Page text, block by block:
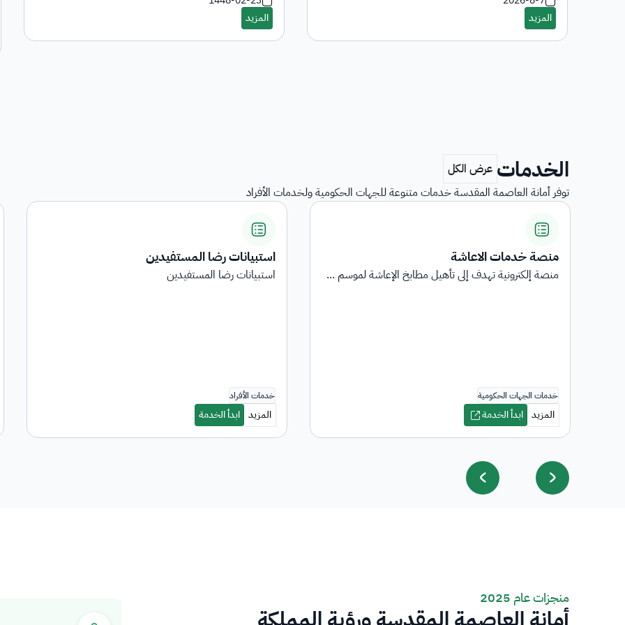
الخدمات
توفر أمانة العاصمة المقدسة خدمات متنوعة للجهات الحكومية ولخدمات الأفراد
استبيانات رضا المستفيدين
استبيانات رضا المستفيدين
المنقولات
هي خدمة عرض المنقولات المرجعة على الجهات الحكومية
منجزات عام 2025